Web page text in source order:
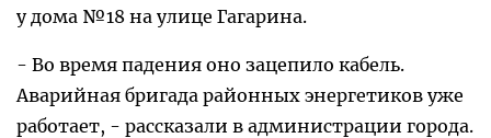
у дома №18 на улице Гагарина.
- Во время падения оно зацепило кабель.
Аварийная бригада районных энергетиков уже
работает, - рассказали в администрации города.